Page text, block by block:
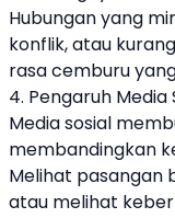
Hubungan yang
konflik, atau
rasa cemburu
4. Pengaruh Media
Media sosial
membandingkan
Melihat pasangan
atau melihat